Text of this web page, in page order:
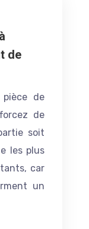
de
de
de
soit
les plus
car
un